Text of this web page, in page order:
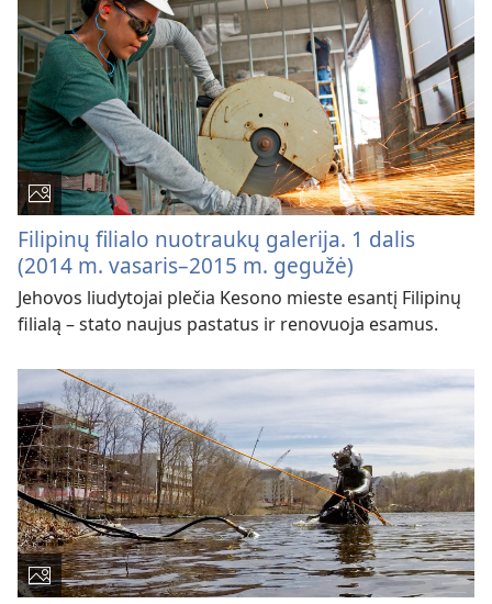
Filipinų filialo nuotraukų galerija. 1 dalis
(2014 m. vasaris–2015 m. gegužė)
Jehovos liudytojai plečia Kesono mieste esantį Filipinų
filialą – stato naujus pastatus ir renovuoja esamus.